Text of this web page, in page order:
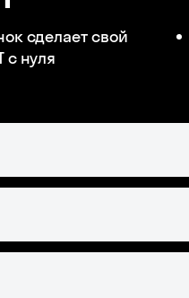
сделает свой
с нуля